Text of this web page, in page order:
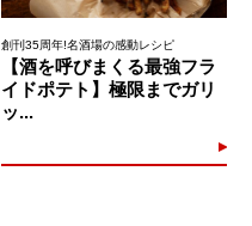
創刊35周年!名酒場の感動レシピ
【酒を呼びまくる最強フラ
イドポテト】極限までガリ
ッ...